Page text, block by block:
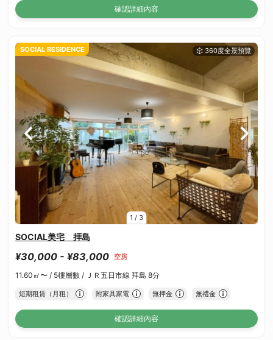
確認詳細內容
1 / 3
SOCIAL RESIDENCE
SOCIAL美宅 拝島
¥30,000 - ¥83,000 空房
11.60㎡〜 / 5樓層數 / ＪＲ五日市線 拜島 8分
短期租賃（月租） 附家具家電 無押金 無禮金
確認詳細內容